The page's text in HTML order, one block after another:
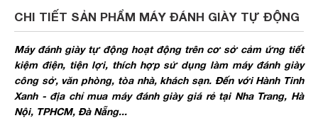
CHI TIẾT SẢN PHẨM MÁY ĐÁNH GIÀY TỰ ĐỘNG
Máy đánh giày tự động hoạt động trên cơ sở cảm ứng tiết
kiệm điện, tiện lợi, thích hợp sử dụng làm máy đánh giày
công sở, văn phòng, tòa nhà, khách sạn. Đến với Hành Tinh
Xanh - địa chỉ mua máy đánh giày giá rẻ tại Nha Trang, Hà
Nội, TPHCM, Đà Nẵng...